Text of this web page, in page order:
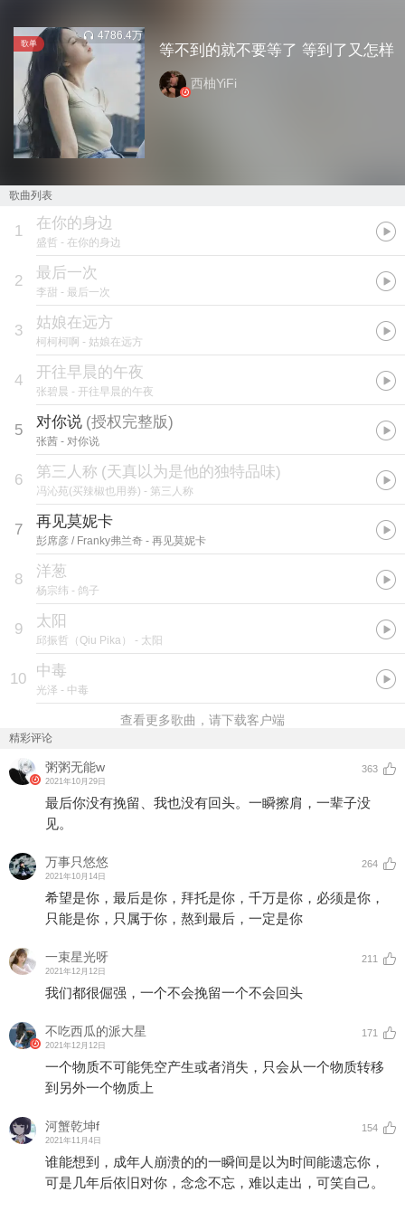
歌单
4786.4万
等不到的就不要等了 等到了又怎样
西柚YiFi
歌曲列表
1 在你的身边
盛哲 - 在你的身边
2 最后一次
李甜 - 最后一次
3 姑娘在远方
柯柯柯啊 - 姑娘在远方
4 开往早晨的午夜
张碧晨 - 开往早晨的午夜
5 对你说 (授权完整版)
张茜 - 对你说
6 第三人称 (天真以为是他的独特品味)
冯沁苑(买辣椒也用券) - 第三人称
7 再见莫妮卡
彭席彦 / Franky弗兰奇 - 再见莫妮卡
8 洋葱
杨宗纬 - 鸽子
9 太阳
邱振哲（Qiu Pika） - 太阳
10 中毒
光泽 - 中毒
查看更多歌曲，请下载客户端
精彩评论
粥粥无能w
2021年10月29日
363
最后你没有挽留、我也没有回头。一瞬擦肩，一辈子没
见。
万事只悠悠
2021年10月14日
264
希望是你，最后是你，拜托是你，千万是你，必须是你，
只能是你，只属于你，熬到最后，一定是你
一束星光呀
2021年12月12日
211
我们都很倔强，一个不会挽留一个不会回头
不吃西瓜的派大星
2021年12月12日
171
一个物质不可能凭空产生或者消失，只会从一个物质转移
到另外一个物质上
河蟹乾坤f
2021年11月4日
154
谁能想到，成年人崩溃的的一瞬间是以为时间能遗忘你，
可是几年后依旧对你，念念不忘，难以走出，可笑自己。